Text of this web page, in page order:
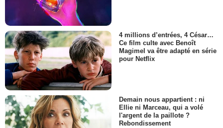
4 millions d’entrées, 4 César…
Ce film culte avec Benoît
Magimel va être adapté en série
pour Netflix
Demain nous appartient : ni
Ellie ni Marceau, qui a volé
l'argent de la paillote ?
Rebondissement